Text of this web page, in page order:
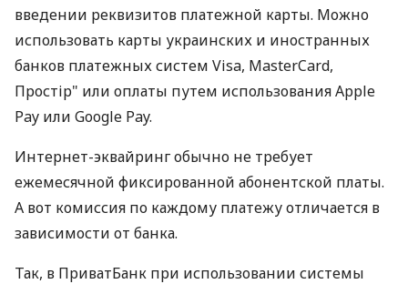
введении реквизитов платежной карты. Можно
использовать карты украинских и иностранных
банков платежных систем Visa, MasterCard,
Простір" или оплаты путем использования Apple
Pay или Google Pay.
Интернет-эквайринг обычно не требует
ежемесячной фиксированной абонентской платы.
А вот комиссия по каждому платежу отличается в
зависимости от банка.
Так, в ПриватБанк при использовании системы